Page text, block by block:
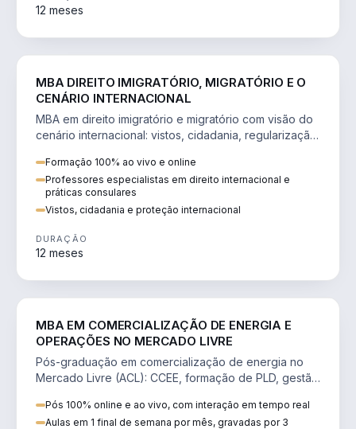
12 meses
MBA DIREITO IMIGRATÓRIO, MIGRATÓRIO E O
CENÁRIO INTERNACIONAL
MBA em direito imigratório e migratório com visão do
cenário internacional: vistos, cidadania, regularização
Formação 100% ao vivo e online
Professores especialistas em direito internacional e
práticas consulares
Vistos, cidadania e proteção internacional
DURAÇÃO
12 meses
MBA EM COMERCIALIZAÇÃO DE ENERGIA E
OPERAÇÕES NO MERCADO LIVRE
Pós-graduação em comercialização de energia no
Mercado Livre (ACL): CCEE, formação de PLD, gestão
Pós 100% online e ao vivo, com interação em tempo real
Aulas em 1 final de semana por mês, gravadas por 3